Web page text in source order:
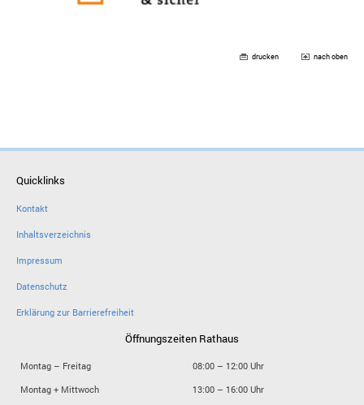
drucken nach oben
Quicklinks
Kontakt
Inhaltsverzeichnis
Impressum
Datenschutz
Erklärung zur Barrierefreiheit
Öffnungszeiten Rathaus
Montag – Freitag
08:00 – 12:00 Uhr
Montag + Mittwoch
13:00 – 16:00 Uhr